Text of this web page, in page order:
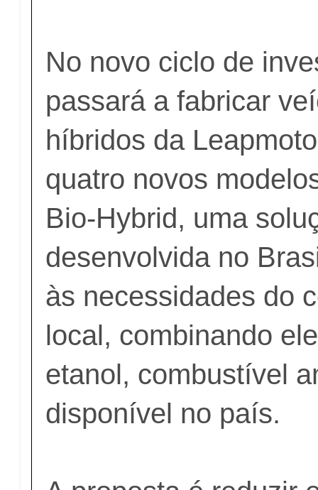
No novo ciclo de
passará a fabricar
híbridos da
quatro novos
Bio-Hybrid, uma
desenvolvida no
às necessidades do
local, combinando
etanol, combustível
disponível no país.